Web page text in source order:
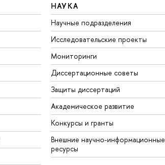
НАУКА
Научные подразделения
Исследовательские проекты
Мониторинги
Диссертационные советы
Защиты диссертаций
Академическое развитие
Конкурсы и гранты
Внешние научно-информационные
ресурсы